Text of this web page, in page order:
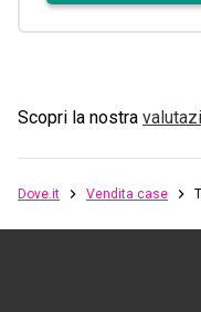
Scopri la nostra
Dove.it Vendita case